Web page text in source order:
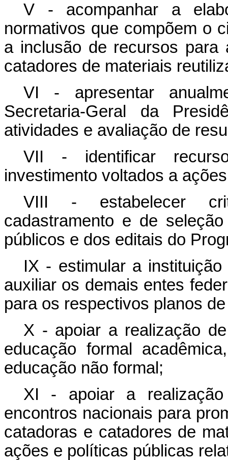
V - acompanhar a
normativos que compõem o
a inclusão de recursos
catadores de materiais
VI - apresentar
Secretaria-Geral da
atividades e avaliação de
VII - identificar
investimento voltados a
VIII - estabelecer
cadastramento e de
públicos e dos editais do
IX - estimular a
auxiliar os demais entes
para os respectivos planos
X - apoiar a realização
educação formal
educação não formal;
XI - apoiar a
encontros nacionais para
catadoras e catadores de
ações e políticas públicas